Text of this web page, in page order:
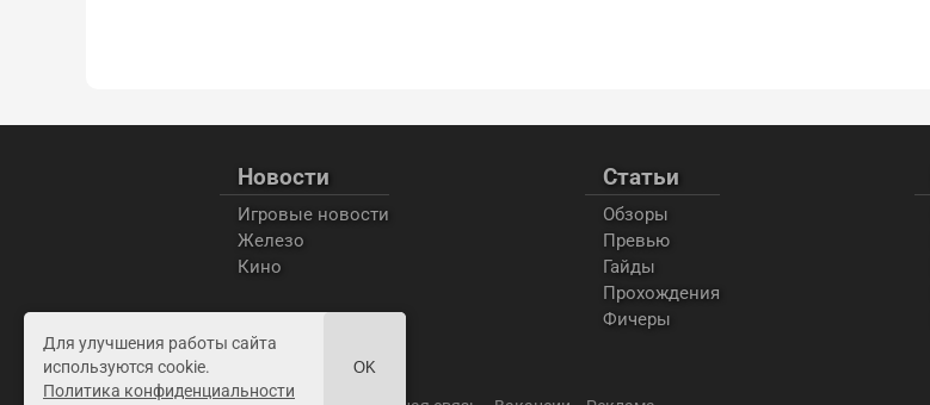
Для улучшения работы сайта
используются cookie.
Политика конфиденциальности
OK
Новости
Игровые новости
Железо
Кино
Статьи
Обзоры
Превью
Гайды
Прохождения
Фичеры